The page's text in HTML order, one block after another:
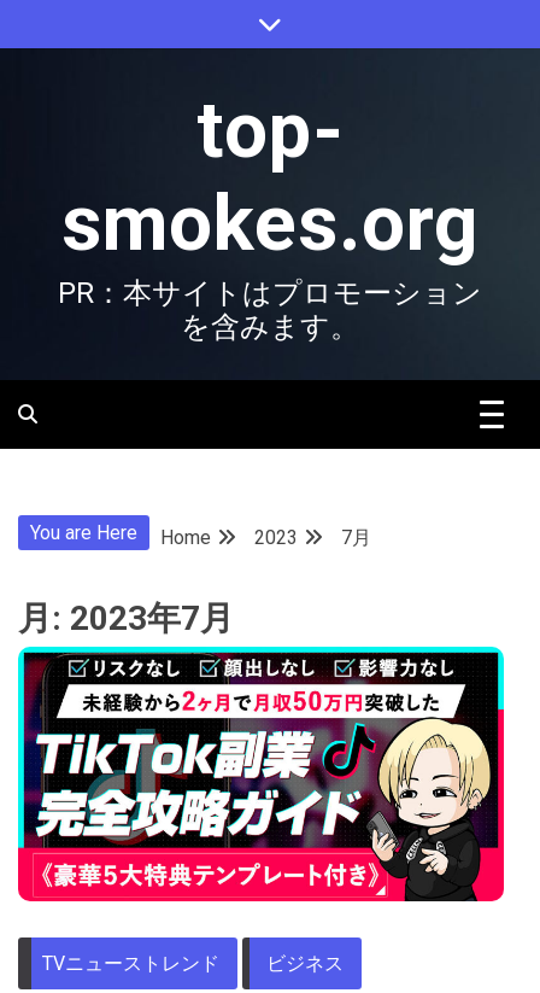
to
top-
smokes.org
PR：本サイトはプロモーション
を含みます。
You are Here Home 2023 7月
月: 2023年7月
TVニューストレンド ビジネス